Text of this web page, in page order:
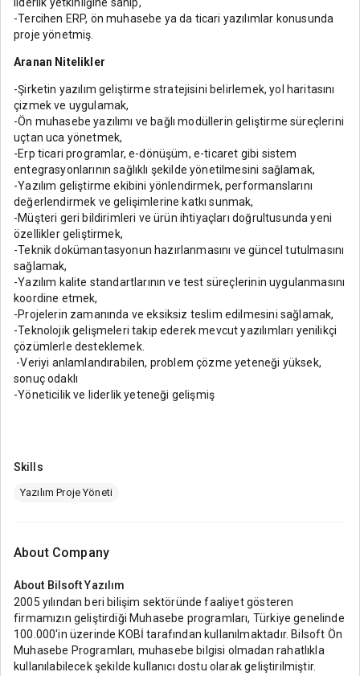
-Tercihen ERP, ön muhasebe ya da ticari yazılımlar konusunda
proje yönetmiş.
Aranan Nitelikler
-Şirketin yazılım geliştirme stratejisini belirlemek, yol haritasını
çizmek ve uygulamak,
-Ön muhasebe yazılımı ve bağlı modüllerin geliştirme süreçlerini
uçtan uca yönetmek,
-Erp ticari programlar, e-dönüşüm, e-ticaret gibi sistem
entegrasyonlarının sağlıklı şekilde yönetilmesini sağlamak,
-Yazılım geliştirme ekibini yönlendirmek, performanslarını
değerlendirmek ve gelişimlerine katkı sunmak,
-Müşteri geri bildirimleri ve ürün ihtiyaçları doğrultusunda yeni
özellikler geliştirmek,
-Teknik dokümantasyonun hazırlanmasını ve güncel tutulmasını
sağlamak,
-Yazılım kalite standartlarının ve test süreçlerinin uygulanmasını
koordine etmek,
-Projelerin zamanında ve eksiksiz teslim edilmesini sağlamak,
-Teknolojik gelişmeleri takip ederek mevcut yazılımları yenilikçi
çözümlerle desteklemek.
-Veriyi anlamlandırabilen, problem çözme yeteneği yüksek,
sonuç odaklı
-Yöneticilik ve liderlik yeteneği gelişmiş
Skills
Yazılım Proje Yöneti
About Company
About Bilsoft Yazılım
2005 yılından beri bilişim sektöründe faaliyet gösteren
firmamızın geliştirdiği Muhasebe programları, Türkiye genelinde
100.000'in üzerinde KOBİ tarafından kullanılmaktadır. Bilsoft Ön
Muhasebe Programları, muhasebe bilgisi olmadan rahatlıkla
kullanılabilecek şekilde kullanıcı dostu olarak geliştirilmiştir.